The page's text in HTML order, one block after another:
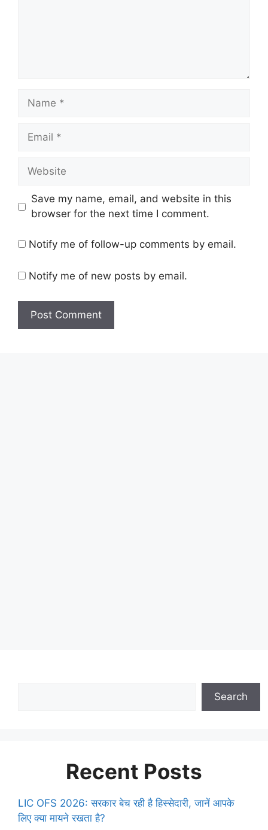
Name
Email
Website
Save my name, email, and website in this
browser for the next time I comment.
Notify me of follow-up comments by email.
Notify me of new posts by email.
Search
Recent Posts
LIC OFS 2026: सरकार बेच रही है हिस्सेदारी, जानें आपके
लिए क्या मायने रखता है?